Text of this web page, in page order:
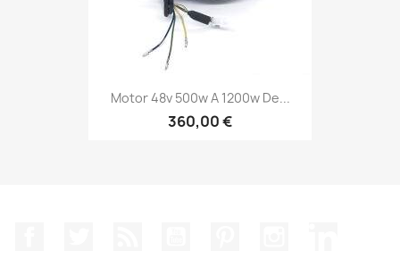
Motor 48v 500w A 1200w De...
360,00 €